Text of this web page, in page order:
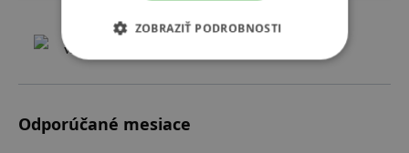
vzdialenosť
Odporúčané mesiace
ZOBRAZIŤ PODROBNOSTI